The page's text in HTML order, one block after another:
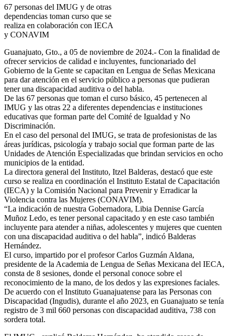
67 personas del IMUG y de otras
dependencias toman curso que se
realiza en colaboración con IECA
y CONAVIM
Guanajuato, Gto., a 05 de noviembre de 2024.- Con la finalidad de
ofrecer servicios de calidad e incluyentes, funcionariado del
Gobierno de la Gente se capacitan en Lengua de Señas Mexicana
para dar atención en el servicio público a personas que pudieran
tener una discapacidad auditiva o del habla.
De las 67 personas que toman el curso básico, 45 pertenecen al
IMUG y las otras 22 a diferentes dependencias e instituciones
educativas que forman parte del Comité de Igualdad y No
Discriminación.
En el caso del personal del IMUG, se trata de profesionistas de las
áreas jurídicas, psicología y trabajo social que forman parte de las
Unidades de Atención Especializadas que brindan servicios en ocho
municipios de la entidad.
La directora general del Instituto, Itzel Balderas, destacó que este
curso se realiza en coordinación el Instituto Estatal de Capacitación
(IECA) y la Comisión Nacional para Prevenir y Erradicar la
Violencia contra las Mujeres (CONAVIM).
“La indicación de nuestra Gobernadora, Libia Dennise García
Muñoz Ledo, es tener personal capacitado y en este caso también
incluyente para atender a niñas, adolescentes y mujeres que cuenten
con una discapacidad auditiva o del habla”, indicó Balderas
Hernández.
El curso, impartido por el profesor Carlos Guzmán Aldana,
presidente de la Academia de Lengua de Señas Mexicana del IECA,
consta de 8 sesiones, donde el personal conoce sobre el
reconocimiento de la mano, de los dedos y las expresiones faciales.
De acuerdo con el Instituto Guanajuatense para las Personas con
Discapacidad (Ingudis), durante el año 2023, en Guanajuato se tenía
registro de 3 mil 660 personas con discapacidad auditiva, 738 con
sordera total.